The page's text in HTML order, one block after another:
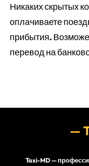
Никаких скрытых
оплачиваете
прибытия.
перевод на
—
Taxi-MD—